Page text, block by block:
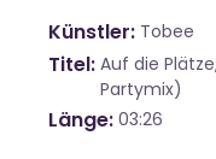
Künstler Tobee
Titel Auf die
Partymix)
Länge 03:26